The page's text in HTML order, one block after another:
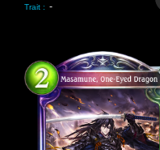
Trait : -